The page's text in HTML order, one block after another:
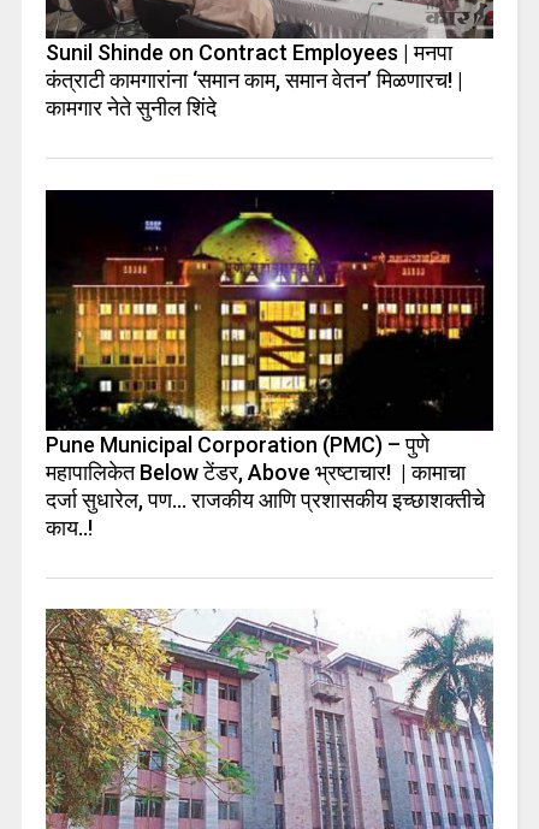
Sunil Shinde on Contract Employees | मनपा
कंत्राटी कामगारांना ‘समान काम, समान वेतन’ मिळणारच! |
कामगार नेते सुनील शिंदे
Pune Municipal Corporation (PMC) – पुणे
महापालिकेत Below टेंडर, Above भ्रष्टाचार! | कामाचा
दर्जा सुधारेल, पण… राजकीय आणि प्रशासकीय इच्छाशक्तीचे
काय..!